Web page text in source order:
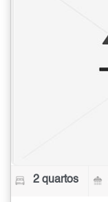
2 quartos